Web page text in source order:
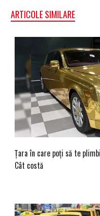
ARTICOLE SIMILARE
Țara în care poți să te
Cât costă